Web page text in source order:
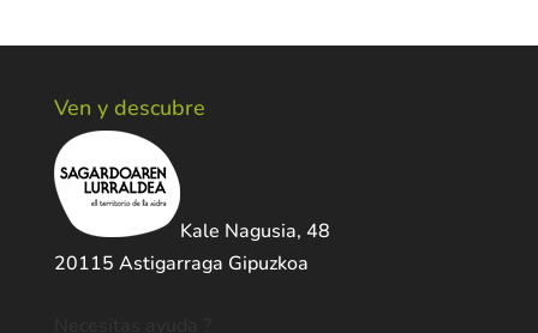
Ven y descubre
Kale Nagusia, 48
20115 Astigarraga Gipuzkoa